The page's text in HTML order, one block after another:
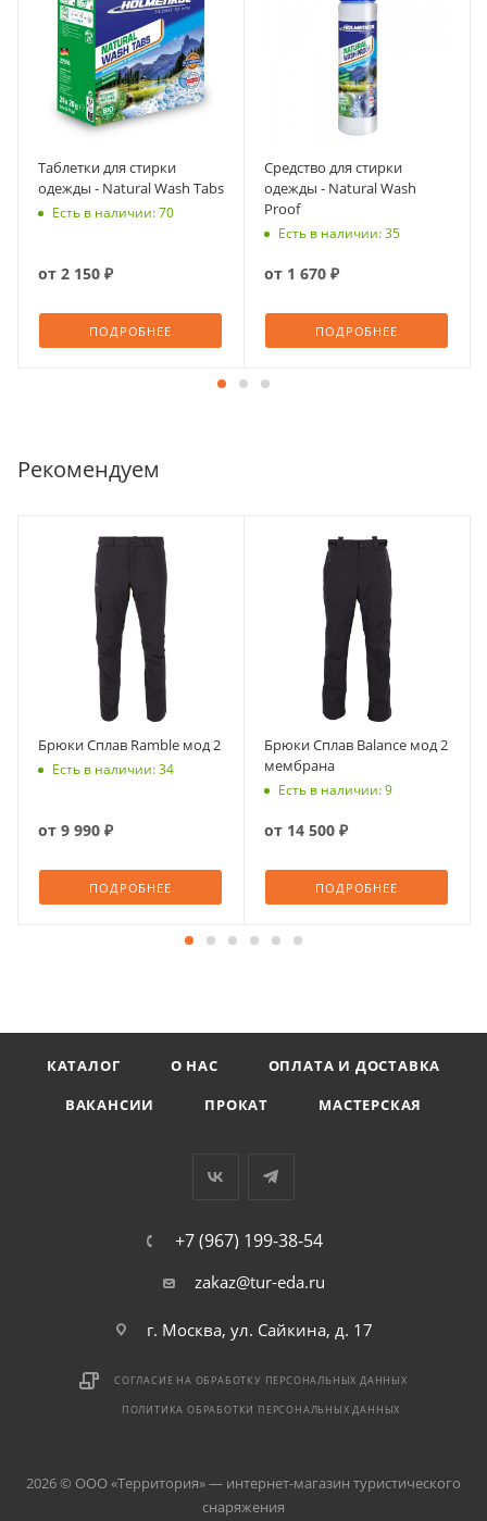
Таблетки для стирки
одежды - Natural Wash Tabs
Есть в наличии: 70
от 2 150 ₽
ПОДРОБНЕЕ
Средство для стирки
одежды - Natural Wash
Proof
Есть в наличии: 35
от 1 670 ₽
ПОДРОБНЕЕ
Рекомендуем
Брюки Сплав Ramble мод 2
Есть в наличии: 34
от 9 990 ₽
ПОДРОБНЕЕ
Брюки Сплав Balance мод 2
мембрана
Есть в наличии: 9
от 14 500 ₽
ПОДРОБНЕЕ
КАТАЛОГ О НАС
ОПЛАТА И ДОСТАВКА
ВАКАНСИИ
ПРОКАТ МАСТЕРСКАЯ
+7 (967) 199-38-54
zakaz@tur-eda.ru
г. Москва, ул. Сайкина, д. 17
СОГЛАСИЕ НА ОБРАБОТКУ ПЕРСОНАЛЬНЫХ ДАННЫХ
ПОЛИТИКА ОБРАБОТКИ ПЕРСОНАЛЬНЫХ ДАННЫХ
2026 © ООО «Территория» — интернет-магазин туристического
снаряжения